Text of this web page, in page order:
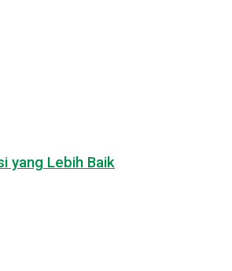
yang Lebih Baik